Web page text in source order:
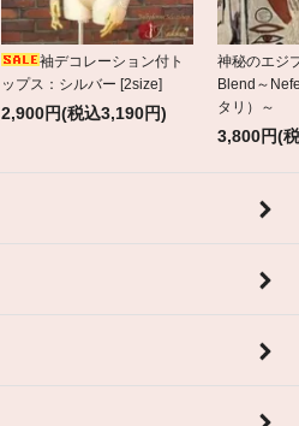
袖デコレーション付ト
ップス：シルバー [2size]
2,900円(税込3,190円)
神秘のエジ
Blend～
タリ）～
3,800円(